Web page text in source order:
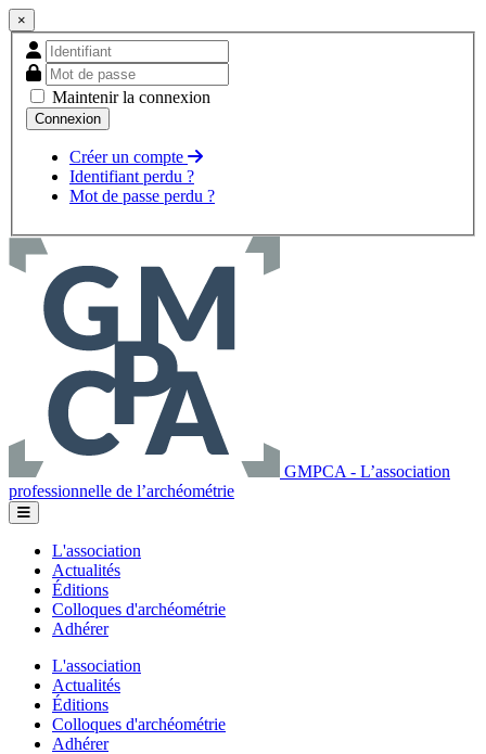
×
Maintenir la connexion
Créer un compte
Identifiant perdu ?
Mot de passe perdu ?
GMPCA - L’association
professionnelle de l’archéométrie
L'association
Actualités
Éditions
Colloques d'archéométrie
Adhérer
L'association
Actualités
Éditions
Colloques d'archéométrie
Adhérer